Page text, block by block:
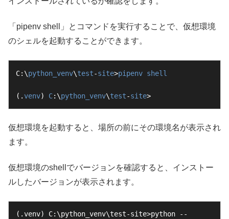
「pipenv shell」とコマンドを実行することで、仮想環境
のシェルを起動することができます。
C:\python_venv\test-site>pipenv shell
(.venv) C:\python_venv\test-site>
仮想環境を起動すると、場所の前にその環境名が表示され
ます。
仮想環境のshellでバージョンを確認すると、インストー
ルしたバージョンが表示されます。
(.venv) C:\python_venv\test-site>python --